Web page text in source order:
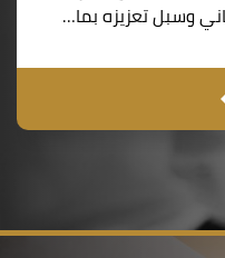
وسبل تعزيزه بما…